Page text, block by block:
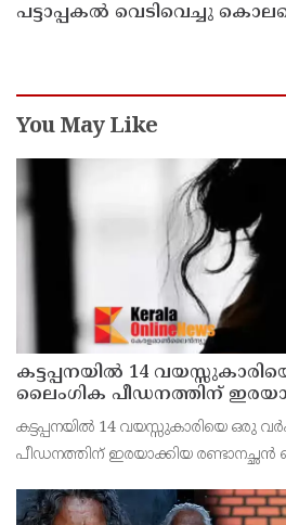
പട്ടാപ്പകൽ വെടിവെച്ചു
You May Like
കട്ടപ്പനയില്‍ 14
ലൈംഗിക പീഡനത്തിന്
പിടിയില്‍
കട്ടപ്പനയില്‍ 14 വയസ്സുകാരിയെ ഒരു
പീഡനത്തിന് ഇരയാക്കിയ
തുറന്നുപറഞ്ഞതിന്റെ